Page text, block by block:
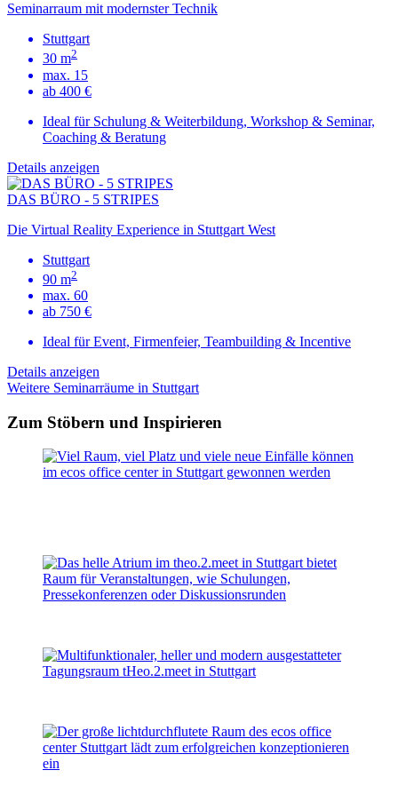
Seminarraum mit modernster Technik
Stuttgart
30 m2
max. 15
ab 400 €
Ideal für Schulung & Weiterbildung, Workshop & Seminar,
Coaching & Beratung
Details anzeigen
DAS BÜRO - 5 STRIPES
Die Virtual Reality Experience in Stuttgart West
Stuttgart
90 m2
max. 60
ab 750 €
Ideal für Event, Firmenfeier, Teambuilding & Incentive
Details anzeigen
Weitere Seminarräume in Stuttgart
Zum Stöbern und Inspirieren